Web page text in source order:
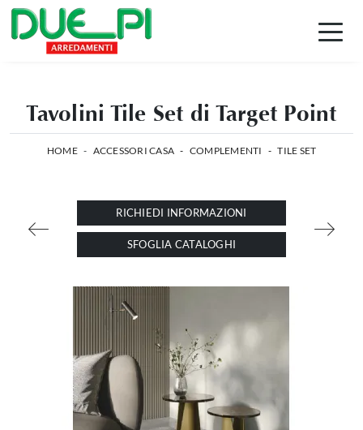
Tavolini Tile Set di Target Point
HOME - ACCESSORI CASA - COMPLEMENTI - TILE SET
RICHIEDI INFORMAZIONI
SFOGLIA CATALOGHI